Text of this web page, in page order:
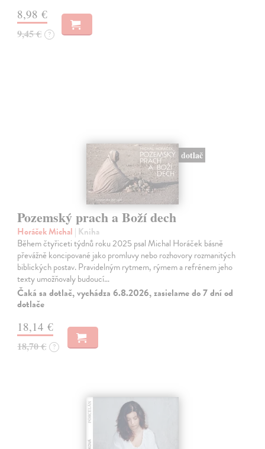
8,98 €
9,45 € ?
dotlač
Pozemský prach a Boží dech
Horáček Michal | Kniha
Během čtyřiceti týdnů roku 2025 psal Michal Horáček básně
převážně koncipované jako promluvy nebo rozhovory rozmanitých
biblických postav. Pravidelným rytmem, rýmem a refrénem jeho
texty umožňovaly budoucí…
Čaká sa dotlač, vychádza 6.8.2026, zasielame do 7 dní od
dotlače
18,14 €
18,70 € ?